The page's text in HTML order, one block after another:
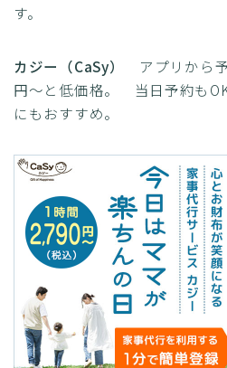
す。
カジー（CaSy）
アプリから
円〜と低価格。 当日予約も
にもおすすめ。